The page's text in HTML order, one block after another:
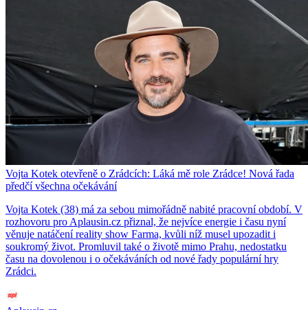
Vojta Kotek otevřeně o Zrádcích: Láká mě role Zrádce! Nová řada
předčí všechna očekávání
Vojta Kotek (38) má za sebou mimořádně nabité pracovní období. V
rozhovoru pro Aplausin.cz přiznal, že nejvíce energie i času nyní
věnuje natáčení reality show Farma, kvůli níž musel upozadit i
soukromý život. Promluvil také o životě mimo Prahu, nedostatku
času na dovolenou i o očekáváních od nové řady populární hry
Zrádci.